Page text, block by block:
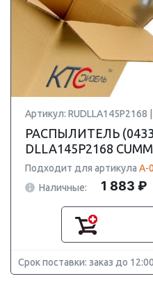
Артикул: RUDLLA145P2168 |
РАСПЫЛИТЕЛЬ
DLLA145P2168
Подходит для артикула А-
Наличные:
1 883 ₽
Срок поставки: заказ до